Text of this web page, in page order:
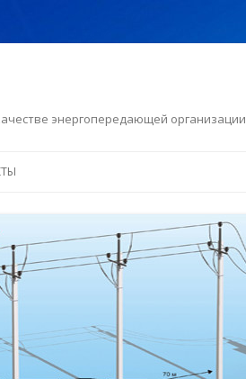
энергопередающей организации